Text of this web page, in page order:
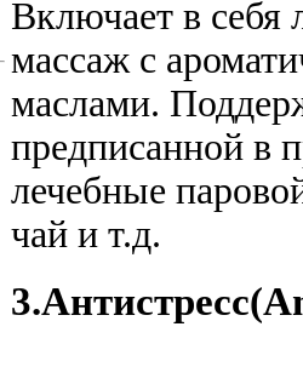
Включает в себя
массаж с
маслами.
предписанной в
лечебные
чай и т.д.